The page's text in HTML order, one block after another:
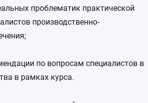
проблематик практической
производственно-
по вопросам специалистов в
в рамках курса.